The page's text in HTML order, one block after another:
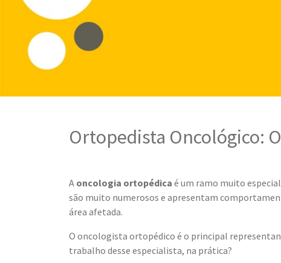
Ortopedista Oncológico:
A oncologia ortopédica é um ramo muito
são muito numerosos e apresentam
área afetada.
O oncologista ortopédico é o principal
trabalho desse especialista, na prática?